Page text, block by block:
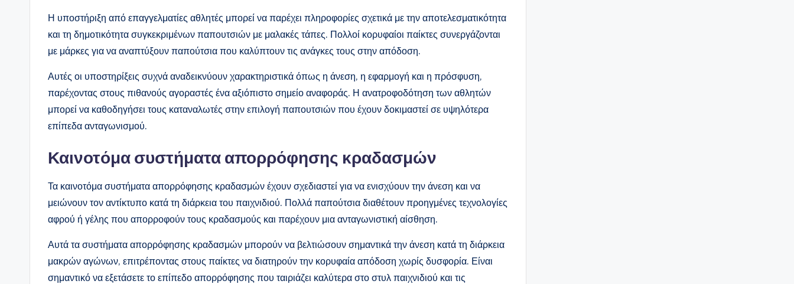
Η υποστήριξη από επαγγελματίες αθλητές μπορεί να παρέχει πληροφορίες σχετικά με την αποτελεσματικότητα
και τη δημοτικότητα συγκεκριμένων παπουτσιών με μαλακές τάπες. Πολλοί κορυφαίοι παίκτες συνεργάζονται
με μάρκες για να αναπτύξουν παπούτσια που καλύπτουν τις ανάγκες τους στην απόδοση.
Αυτές οι υποστηρίξεις συχνά αναδεικνύουν χαρακτηριστικά όπως η άνεση, η εφαρμογή και η πρόσφυση,
παρέχοντας στους πιθανούς αγοραστές ένα αξιόπιστο σημείο αναφοράς. Η ανατροφοδότηση των αθλητών
μπορεί να καθοδηγήσει τους καταναλωτές στην επιλογή παπουτσιών που έχουν δοκιμαστεί σε υψηλότερα
επίπεδα ανταγωνισμού.
Καινοτόμα συστήματα απορρόφησης κραδασμών
Τα καινοτόμα συστήματα απορρόφησης κραδασμών έχουν σχεδιαστεί για να ενισχύουν την άνεση και να
μειώνουν τον αντίκτυπο κατά τη διάρκεια του παιχνιδιού. Πολλά παπούτσια διαθέτουν προηγμένες τεχνολογίες
αφρού ή γέλης που απορροφούν τους κραδασμούς και παρέχουν μια ανταγωνιστική αίσθηση.
Αυτά τα συστήματα απορρόφησης κραδασμών μπορούν να βελτιώσουν σημαντικά την άνεση κατά τη διάρκεια
μακρών αγώνων, επιτρέποντας στους παίκτες να διατηρούν την κορυφαία απόδοση χωρίς δυσφορία. Είναι
σημαντικό να εξετάσετε το επίπεδο απορρόφησης που ταιριάζει καλύτερα στο στυλ παιχνιδιού και τις